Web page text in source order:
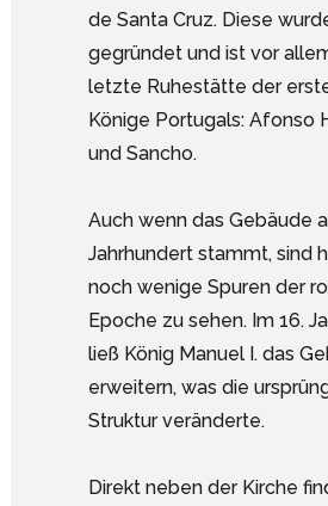
de Santa Cruz. Diese
gegründet und ist vor
letzte Ruhestätte der
Könige Portugals: Afonso
und Sancho.
Auch wenn das Gebäude
Jahrhundert stammt, sind
noch wenige Spuren der
Epoche zu sehen. Im 16.
ließ König Manuel I. das
erweitern, was die
Struktur veränderte.
Direkt neben der Kirche